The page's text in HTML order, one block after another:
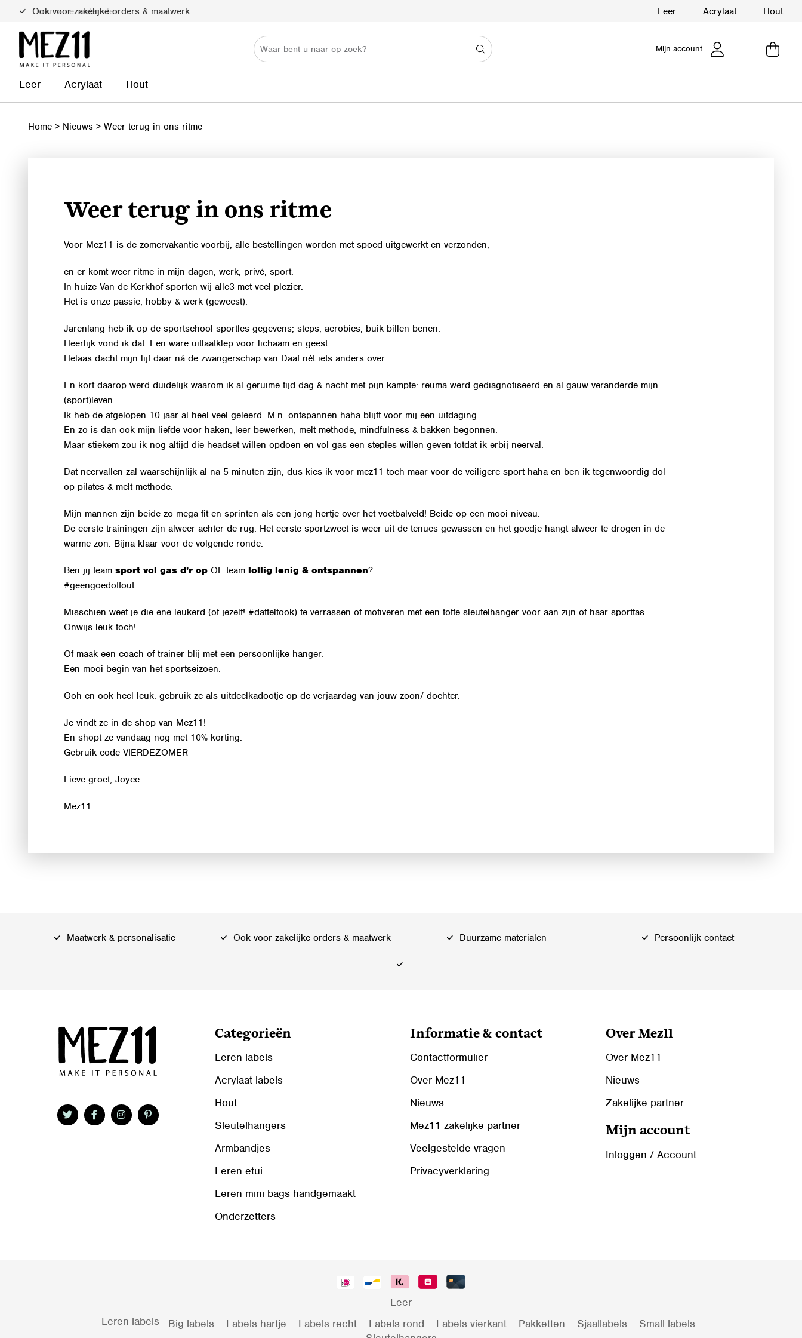
Duurzame materialen Leer Acrylaat Hout
Mijn account
Leer Acrylaat Hout
Home > Nieuws > Weer terug in ons ritme
Weer terug in ons ritme
Voor Mez11 is de zomervakantie voorbij, alle bestellingen worden met spoed uitgewerkt en verzonden,
en er komt weer ritme in mijn dagen; werk, privé, sport.
In huize Van de Kerkhof sporten wij alle3 met veel plezier.
Het is onze passie, hobby & werk (geweest).
Jarenlang heb ik op de sportschool sportles gegevens; steps, aerobics, buik-billen-benen.
Heerlijk vond ik dat. Een ware uitlaatklep voor lichaam en geest.
Helaas dacht mijn lijf daar ná de zwangerschap van Daaf nét iets anders over.
En kort daarop werd duidelijk waarom ik al geruime tijd dag & nacht met pijn kampte: reuma werd gediagnotiseerd en al gauw veranderde mijn
(sport)leven.
Ik heb de afgelopen 10 jaar al heel veel geleerd. M.n. ontspannen haha blijft voor mij een uitdaging.
En zo is dan ook mijn liefde voor haken, leer bewerken, melt methode, mindfulness & bakken begonnen.
Maar stiekem zou ik nog altijd die headset willen opdoen en vol gas een steples willen geven totdat ik erbij neerval.
Dat neervallen zal waarschijnlijk al na 5 minuten zijn, dus kies ik voor mez11 toch maar voor de veiligere sport haha en ben ik tegenwoordig dol
op pilates & melt methode.
Mijn mannen zijn beide zo mega fit en sprinten als een jong hertje over het voetbalveld! Beide op een mooi niveau.
De eerste trainingen zijn alweer achter de rug. Het eerste sportzweet is weer uit de tenues gewassen en het goedje hangt alweer te drogen in de
warme zon. Bijna klaar voor de volgende ronde.
Ben jij team sport vol gas d’r op OF team lollig lenig & ontspannen?
#geengoedoffout
Misschien weet je die ene leukerd (of jezelf! #datteltook) te verrassen of motiveren met een toffe sleutelhanger voor aan zijn of haar sporttas.
Onwijs leuk toch!
Of maak een coach of trainer blij met een persoonlijke hanger.
Een mooi begin van het sportseizoen.
Ooh en ook heel leuk: gebruik ze als uitdeelkadootje op de verjaardag van jouw zoon/ dochter.
Je vindt ze in de shop van Mez11!
En shopt ze vandaag nog met 10% korting.
Gebruik code VIERDEZOMER
Lieve groet, Joyce
Mez11
Maatwerk & personalisatie Ook voor zakelijke orders & maatwerk Duurzame materialen Persoonlijk contact
Categorieën
Leren labels
Acrylaat labels
Hout
Sleutelhangers
Armbandjes
Leren etui
Leren mini bags handgemaakt
Onderzetters
Informatie & contact
Contactformulier
Over Mez11
Nieuws
Mez11 zakelijke partner
Veelgestelde vragen
Privacyverklaring
Over Mez11
Over Mez11
Nieuws
Zakelijke partner
Mijn account
Inloggen / Account
Leer
Leren labels
Big labels Labels hartje Labels recht Labels rond Labels vierkant Pakketten Sjaallabels
Small labels